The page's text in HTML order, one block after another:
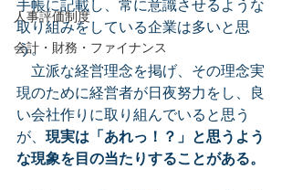
人事評価制度
会計・財務・ファイナンス
手帳に記載し、常に意識させるような
取り組みをしている企業は多いと思
う。
立派な経営理念を掲げ、その理念実
現のために経営者が日夜努力をし、良
い会社作りに取り組んでいると思う
が、 現実は「あれっ！？」と思うよう
な現象を目の当たりすることがある。